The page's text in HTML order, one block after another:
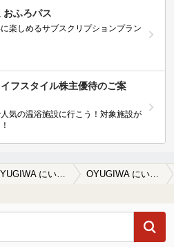
おふろパス
楽しめるサブスクリプションプラン
イフスタイル株主優待のご案
気の温浴施設に行こう！対象施設が
OYUGIWA にいざ温泉の口コミ 黒湯中心で昔ながら温泉という感じでした…